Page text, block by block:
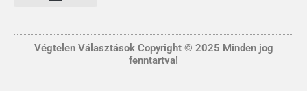
Végtelen Választások Copyright © 2025 Minden jog
fenntartva!